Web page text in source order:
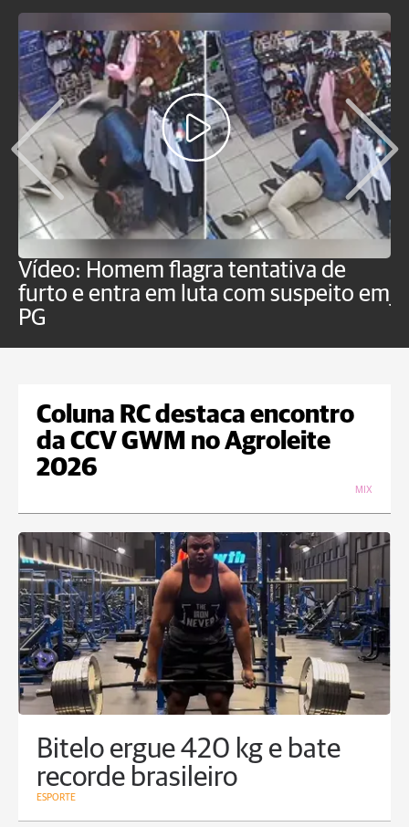
Vídeo: Homem flagra tentativa de
furto e entra em luta com suspeito em
PG
Coluna RC destaca encontro
da CCV GWM no Agroleite
2026
MIX
Bitelo ergue 420 kg e bate
recorde brasileiro
ESPORTE